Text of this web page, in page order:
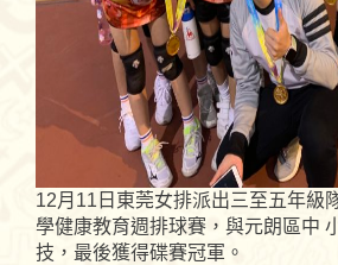
12月11日東莞女排派出三至五年級
學健康教育週排球賽，與元朗區中
技，最後獲得碟賽冠軍。